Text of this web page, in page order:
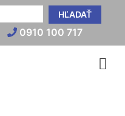
HĽADAŤ
0910 100 717